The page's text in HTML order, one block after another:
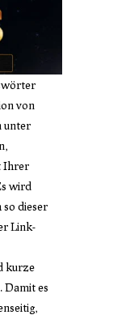
von
unter
Ihrer
wird
dieser
Link-
kurze
Damit es